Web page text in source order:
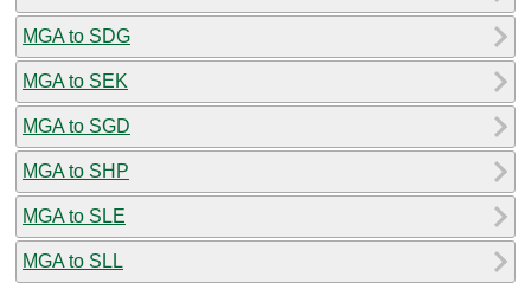
MGA to SDG
MGA to SEK
MGA to SGD
MGA to SHP
MGA to SLE
MGA to SLL